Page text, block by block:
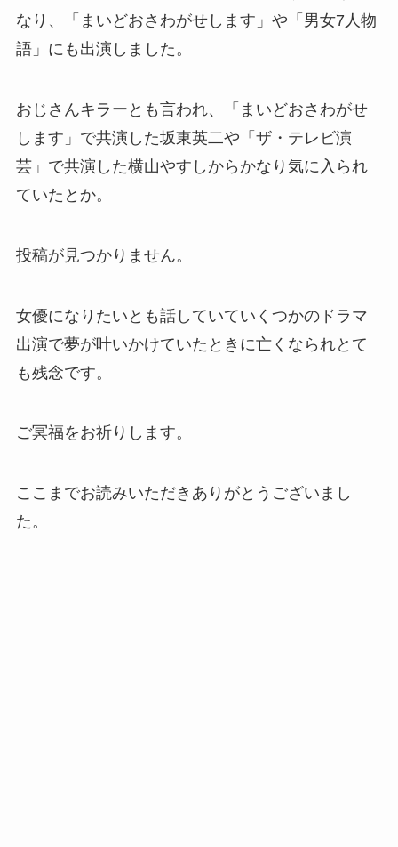
なり、「まいどおさわがせします」や「男女7人物
語」にも出演しました。
おじさんキラーとも言われ、「まいどおさわがせ
します」で共演した坂東英二や「ザ・テレビ演
芸」で共演した横山やすしからかなり気に入られ
ていたとか。
投稿が見つかりません。
女優になりたいとも話していていくつかのドラマ
出演で夢が叶いかけていたときに亡くなられとて
も残念です。
ご冥福をお祈りします。
ここまでお読みいただきありがとうございまし
た。